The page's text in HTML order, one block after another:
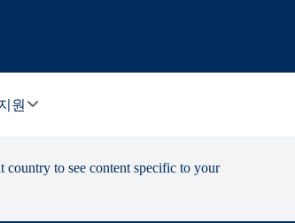
원
country to see content specific to your